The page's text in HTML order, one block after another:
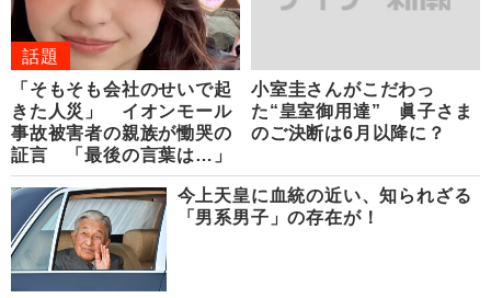
話題
「そもそも会社のせいで起
きた人災」 イオンモール
事故被害者の親族が慟哭の
証言 「最後の言葉は…」
小室圭さんがこだわっ
た“皇室御用達” 眞子さま
のご決断は6月以降に？
今上天皇に血統の近い、知られざる
「男系男子」の存在が！